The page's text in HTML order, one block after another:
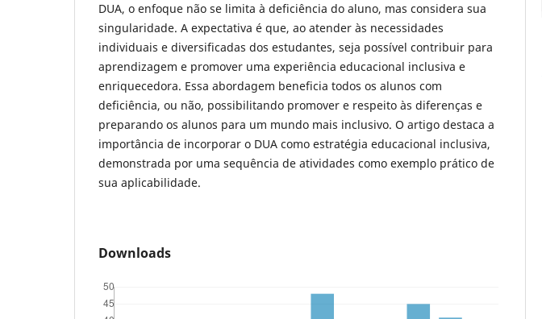
DUA, o enfoque não se limita à deficiência do aluno, mas considera sua
singularidade. A expectativa é que, ao atender às necessidades
individuais e diversificadas dos estudantes, seja possível contribuir para
aprendizagem e promover uma experiência educacional inclusiva e
enriquecedora. Essa abordagem beneficia todos os alunos com
deficiência, ou não, possibilitando promover e respeito às diferenças e
preparando os alunos para um mundo mais inclusivo. O artigo destaca a
importância de incorporar o DUA como estratégia educacional inclusiva,
demonstrada por uma sequência de atividades como exemplo prático de
sua aplicabilidade.
Downloads